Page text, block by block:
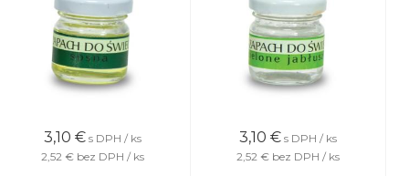
3,10 € s DPH / ks
2,52 € bez DPH / ks
3,10 € s DPH / ks
2,52 € bez DPH / ks